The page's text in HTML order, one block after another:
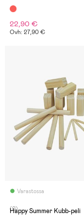
22,90 €
Ovh: 27,90 €
Varastossa
(0)
Happy Summer Kubb-peli